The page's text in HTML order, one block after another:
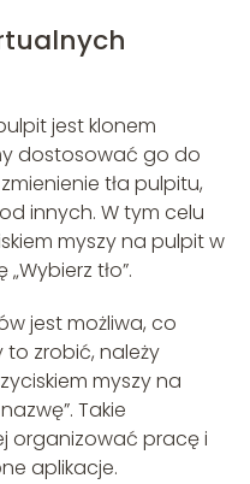
jest klonem
dostosować go do
tła pulpitu,
innych. W tym celu
myszy na pulpit w
tło”.
jest możliwa, co
to zrobić, należy
myszy na
Takie
organizować pracę i
aplikacje.